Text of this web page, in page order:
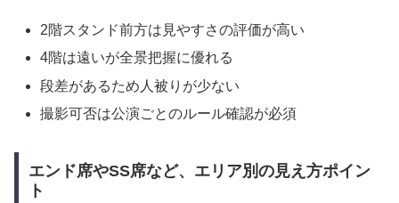
2階スタンド前方は見やすさの評価が高い
4階は遠いが全景把握に優れる
段差があるため人被りが少ない
撮影可否は公演ごとのルール確認が必須
エンド席やSS席など、エリア別の見え方ポイン
ト